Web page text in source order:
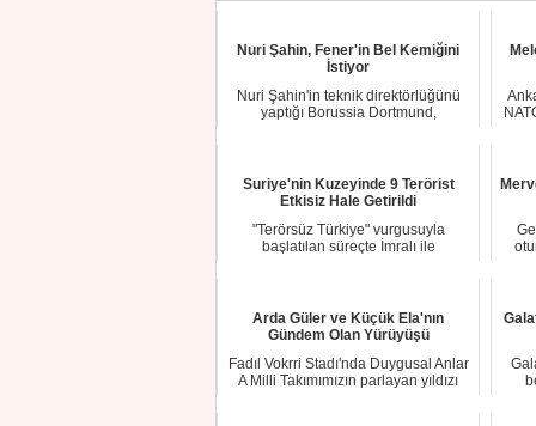
Nuri Şahin, Fener'in Bel Kemiğini
İstiyor
Nuri Şahin'in teknik direktörlüğünü
yaptığı Borussia Dortmund,
Suriye'nin Kuzeyinde 9 Terörist
Etkisiz Hale Getirildi
"Terörsüz Türkiye" vurgusuyla
başlatılan süreçte İmralı ile
Arda Güler ve Küçük Ela'nın
Gündem Olan Yürüyüşü
Fadıl Vokrri Stadı'nda Duygusal Anlar
A Milli Takımımızın parlayan yıldızı